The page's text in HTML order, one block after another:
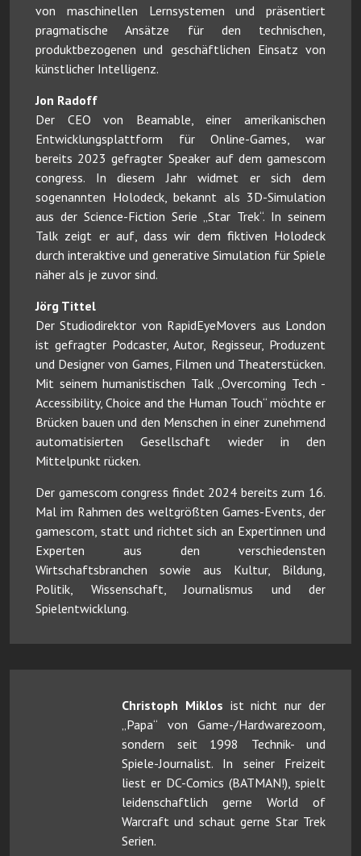
von maschinellen Lernsystemen und präsentiert
pragmatische Ansätze für den technischen,
produktbezogenen und geschäftlichen Einsatz von
künstlicher Intelligenz.
Jon Radoff
Der CEO von Beamable, einer amerikanischen
Entwicklungsplattform für Online-Games, war
bereits 2023 gefragter Speaker auf dem gamescom
congress. In diesem Jahr widmet er sich dem
sogenannten Holodeck, bekannt als 3D-Simulation
aus der Science-Fiction Serie „Star Trek“. In seinem
Talk zeigt er auf, dass wir dem fiktiven Holodeck
durch interaktive und generative Simulation für Spiele
näher als je zuvor sind.
Jörg Tittel
Der Studiodirektor von RapidEyeMovers aus London
ist gefragter Podcaster, Autor, Regisseur, Produzent
und Designer von Games, Filmen und Theaterstücken.
Mit seinem humanistischen Talk „Overcoming Tech -
Accessibility, Choice and the Human Touch“ möchte er
Brücken bauen und den Menschen in einer zunehmend
automatisierten Gesellschaft wieder in den
Mittelpunkt rücken.
Der gamescom congress findet 2024 bereits zum 16.
Mal im Rahmen des weltgrößten Games-Events, der
gamescom, statt und richtet sich an Expertinnen und
Experten aus den verschiedensten
Wirtschaftsbranchen sowie aus Kultur, Bildung,
Politik, Wissenschaft, Journalismus und der
Spielentwicklung.
Christoph Miklos ist nicht nur der
„Papa“ von Game-/Hardwarezoom,
sondern seit 1998 Technik- und
Spiele-Journalist. In seiner Freizeit
liest er DC-Comics (BATMAN!), spielt
leidenschaftlich gerne World of
Warcraft und schaut gerne Star Trek
Serien.